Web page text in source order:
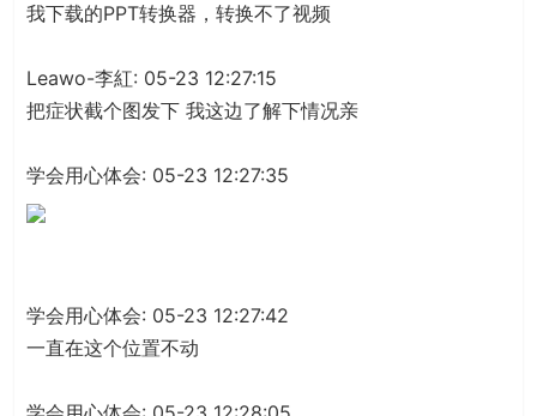
我下载的PPT转换器，转换不了视频
Leawo-李紅: 05-23 12:27:15
把症状截个图发下 我这边了解下情况亲
学会用心体会: 05-23 12:27:35
学会用心体会: 05-23 12:27:42
一直在这个位置不动